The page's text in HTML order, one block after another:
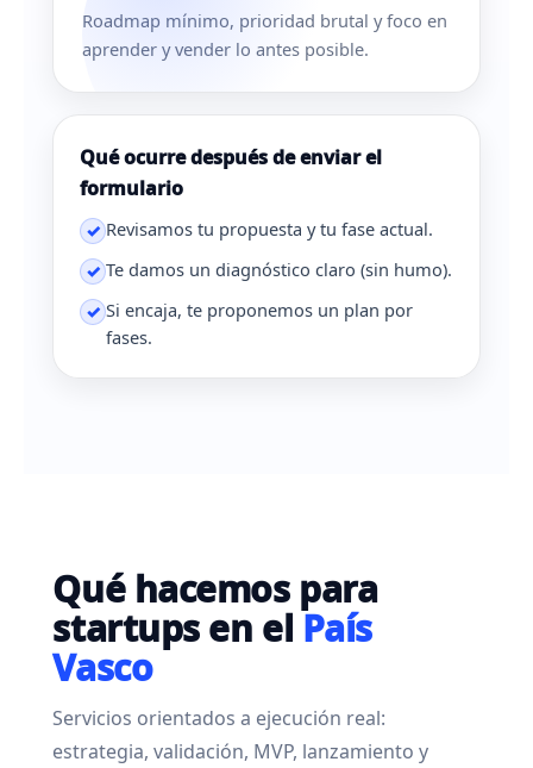
Roadmap mínimo, prioridad brutal y foco en
aprender y vender lo antes posible.
Qué ocurre después de enviar el
formulario
✓ Revisamos tu propuesta y tu fase actual.
✓ Te damos un diagnóstico claro (sin humo).
✓ Si encaja, te proponemos un plan por
fases.
Qué hacemos para
startups en elPaís
Vasco
Servicios orientados a ejecución real:
estrategia, validación, MVP, lanzamiento y